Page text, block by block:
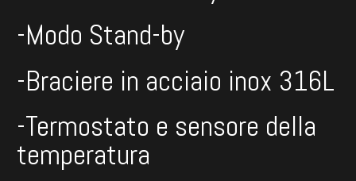
-Modo Stand-by
-Braciere in acciaio inox 316L
-Termostato e sensore della
temperatura